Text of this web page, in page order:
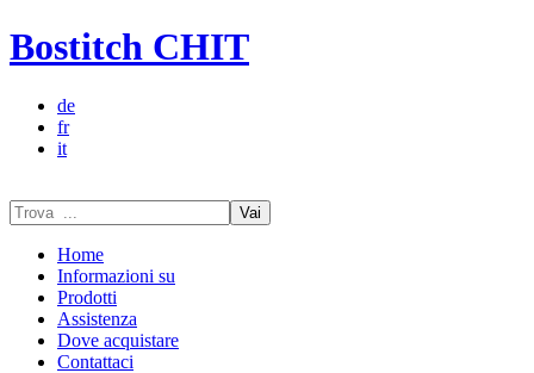
Bostitch CHIT
de
fr
it
Vai
Home
Informazioni su
Prodotti
Assistenza
Dove acquistare
Contattaci